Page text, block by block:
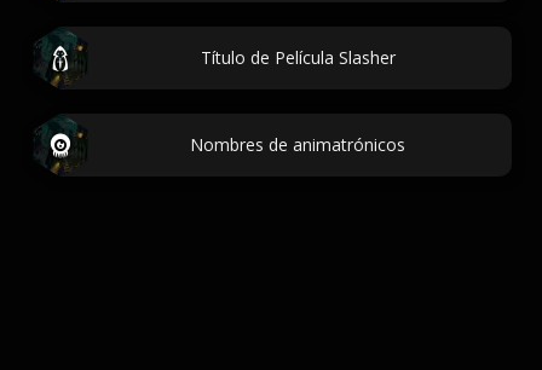
Título de Película Slasher
Nombres de animatrónicos